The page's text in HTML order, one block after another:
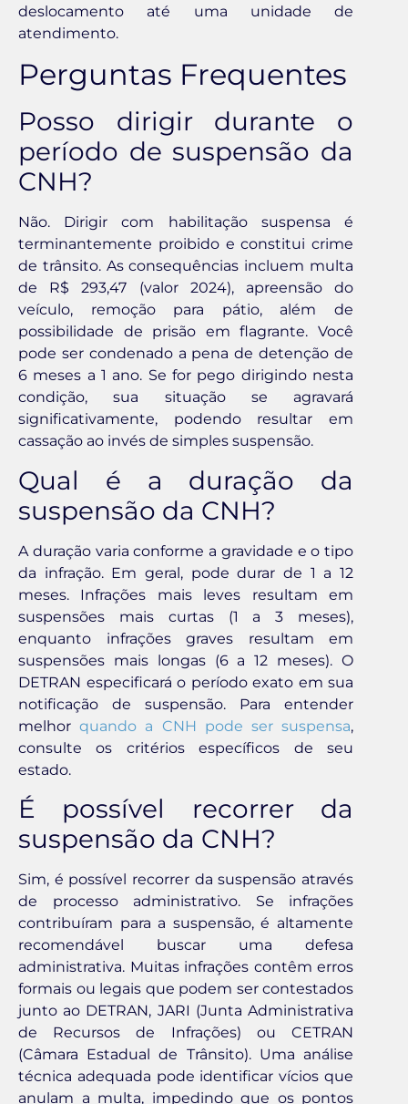
deslocamento até uma unidade de
atendimento.
Perguntas Frequentes
Posso dirigir durante o
período de suspensão da
CNH?
Não. Dirigir com habilitação suspensa é
terminantemente proibido e constitui crime
de trânsito. As consequências incluem multa
de R$ 293,47 (valor 2024), apreensão do
veículo, remoção para pátio, além de
possibilidade de prisão em flagrante. Você
pode ser condenado a pena de detenção de
6 meses a 1 ano. Se for pego dirigindo nesta
condição, sua situação se agravará
significativamente, podendo resultar em
cassação ao invés de simples suspensão.
Qual é a duração da
suspensão da CNH?
A duração varia conforme a gravidade e o tipo
da infração. Em geral, pode durar de 1 a 12
meses. Infrações mais leves resultam em
suspensões mais curtas (1 a 3 meses),
enquanto infrações graves resultam em
suspensões mais longas (6 a 12 meses). O
DETRAN especificará o período exato em sua
notificação de suspensão. Para entender
melhorquando a CNH pode ser suspensa,
consulte os critérios específicos de seu
estado.
É possível recorrer da
suspensão da CNH?
Sim, é possível recorrer da suspensão através
de processo administrativo. Se infrações
contribuíram para a suspensão, é altamente
recomendável buscar uma defesa
administrativa. Muitas infrações contêm erros
formais ou legais que podem ser contestados
junto ao DETRAN, JARI (Junta Administrativa
de Recursos de Infrações) ou CETRAN
(Câmara Estadual de Trânsito). Uma análise
técnica adequada pode identificar vícios que
anulam a multa, impedindo que os pontos